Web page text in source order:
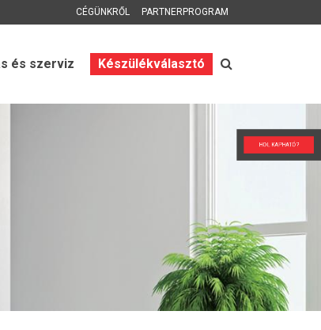
CÉGÜNKRŐL PARTNERPROGRAM
és szerviz Készülékválasztó
HOL KAPHATÓ?